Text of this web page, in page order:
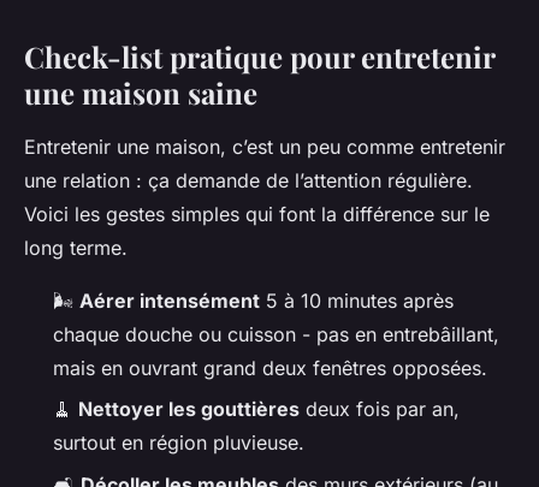
Check-list pratique pour entretenir
une maison saine
Entretenir une maison, c’est un peu comme entretenir
une relation : ça demande de l’attention régulière.
Voici les gestes simples qui font la différence sur le
long terme.
🌬️ Aérer intensément 5 à 10 minutes après
chaque douche ou cuisson - pas en entrebâillant,
mais en ouvrant grand deux fenêtres opposées.
🧹 Nettoyer les gouttières deux fois par an,
surtout en région pluvieuse.